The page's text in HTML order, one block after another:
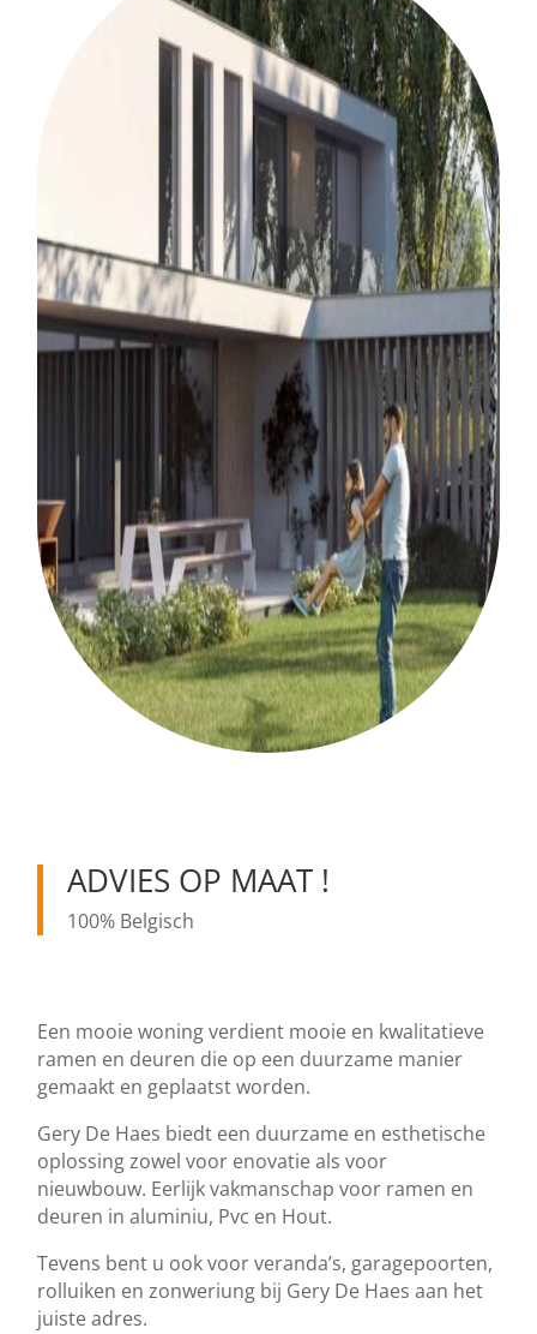
ADVIES OP MAAT !
100% Belgisch
Een mooie woning verdient mooie en kwalitatieve
ramen en deuren die op een duurzame manier
gemaakt en geplaatst worden.
Gery De Haes biedt een duurzame en esthetische
oplossing zowel voor enovatie als voor
nieuwbouw. Eerlijk vakmanschap voor ramen en
deuren in aluminiu, Pvc en Hout.
Tevens bent u ook voor veranda’s, garagepoorten,
rolluiken en zonweriung bij Gery De Haes aan het
juiste adres.